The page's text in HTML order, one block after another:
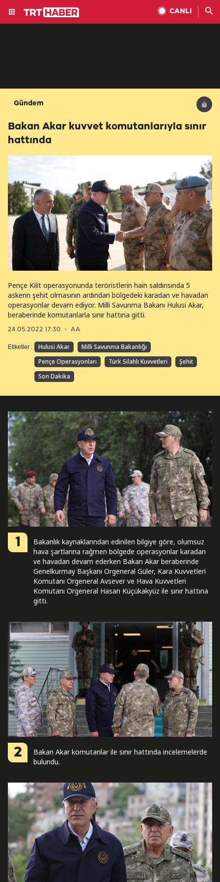
CANLI
Gündem
Bakan Akar kuvvet komutanlarıyla sınır
hattında
24.05.2022 17:30 AA
Pençe Kilit operasyonunda teröristlerin hain saldırısında 5
askerin şehit olmasının ardından bölgedeki karadan ve havadan
operasyonlar devam ediyor. Milli Savunma Bakanı Hulusi Akar,
beraberinde komutanlarla sınır hattına gitti.
Etiketler : Hulusi Akar
Milli Savunma Bakanlığı
Pençe Operasyonları
Türk Silahlı Kuvvetleri
Şehit
Son Dakika
1
Bakanlık kaynaklarından edinilen bilgiye göre, olumsuz
hava şartlarına rağmen bölgede operasyonlar karadan
ve havadan devam ederken Bakan Akar beraberinde
Genelkurmay Başkanı Orgeneral Güler, Kara Kuvvetleri
Komutanı Orgeneral Avsever ve Hava Kuvvetleri
Komutanı Orgeneral Hasan Küçükakyüz ile sınır hattına
gitti.
2
Bakan Akar komutanlar ile sınır hattında incelemelerde
bulundu.